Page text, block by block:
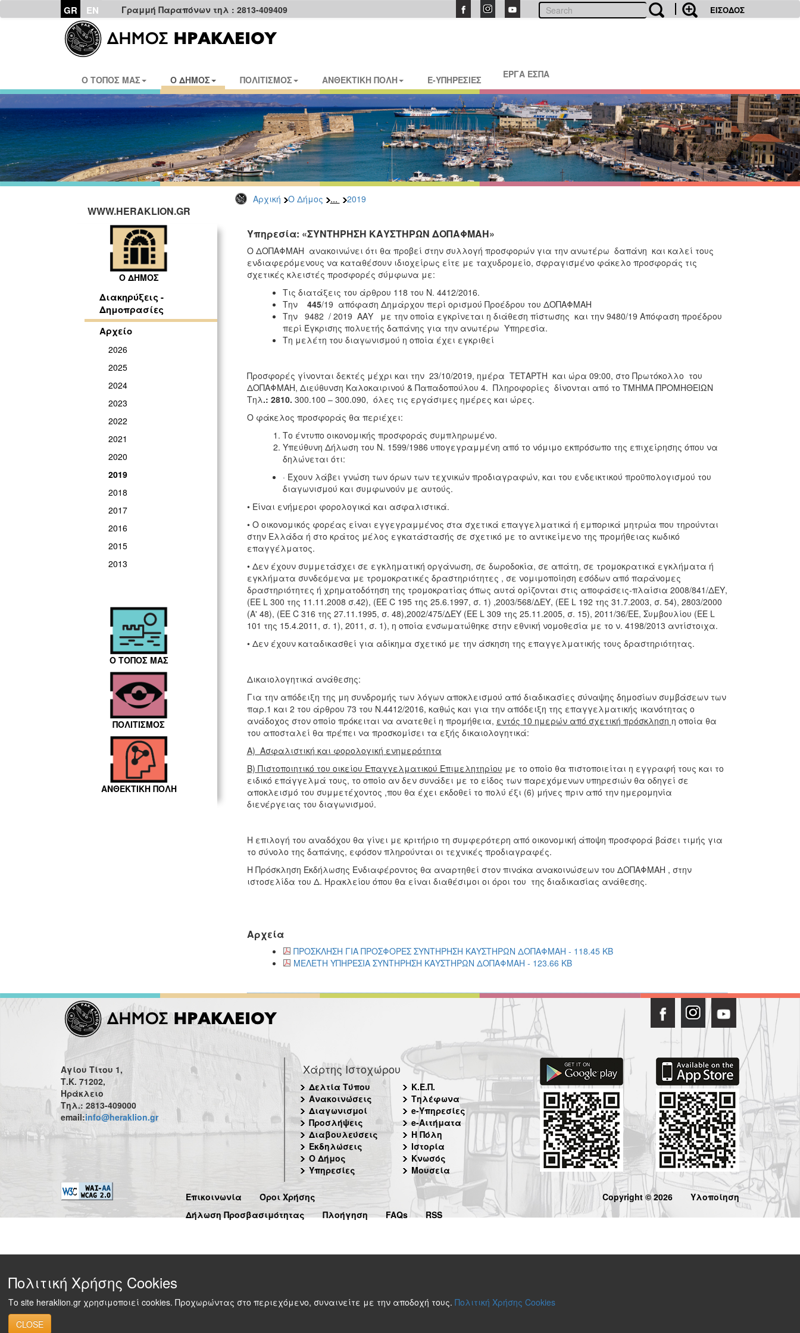
GR EN Γραμμή Παραπόνων τηλ : 2813-409409 ΕΙΣΟΔΟΣ
Ο ΤΟΠΟΣ ΜΑΣ Ο ΔΗΜΟΣ ΠΟΛΙΤΙΣΜΟΣ ΑΝΘΕΚΤΙΚΗ ΠΟΛΗ E-ΥΠΗΡΕΣΙΕΣ ΕΡΓΑ ΕΣΠΑ
Αρχική Ο Δήμος ... 2019
WWW.HERAKLION.GR
Ο ΔΗΜΟΣ
Διακηρύξεις -
Δημοπρασίες
Αρχείο
2026
2025
2024
2023
2022
2021
2020
2019
2018
2017
2016
2015
2013
Ο ΤΟΠΟΣ ΜΑΣ
ΠΟΛΙΤΙΣΜΟΣ
ΑΝΘΕΚΤΙΚΗ ΠΟΛΗ
Υπηρεσία: «ΣΥΝΤΗΡΗΣΗ ΚΑΥΣΤΗΡΩΝ ΔΟΠΑΦΜΑΗ»
Ο ΔΟΠΑΦΜΑΗ ανακοινώνει ότι θα προβεί στην συλλογή προσφορών για την ανωτέρω δαπάνη και καλεί τους
ενδιαφερόμενους να καταθέσουν ιδιοχείρως είτε με ταχυδρομείο, σφραγισμένο φάκελο προσφοράς τις
σχετικές κλειστές προσφορές σύμφωνα με:
Τις διατάξεις του άρθρου 118 του Ν. 4412/2016.
Την 445/19 απόφαση Δημάρχου περί ορισμού Προέδρου του ΔΟΠΑΦΜΑΗ
Την 9482 / 2019 ΑΑΥ με την οποία εγκρίνεται η διάθεση πίστωσης και την 9480/19 Απόφαση προέδρου
περί Έγκρισης πολυετής δαπάνης για την ανωτέρω Υπηρεσία.
Τη μελέτη του διαγωνισμού η οποία έχει εγκριθεί
Προσφορές γίνονται δεκτές μέχρι και την 23/10/2019, ημέρα ΤΕΤΑΡΤΗ και ώρα 09:00, στο Πρωτόκολλο του
ΔΟΠΑΦΜΑΗ, Διεύθυνση Καλοκαιρινού & Παπαδοπούλου 4. Πληροφορίες δίνονται από το ΤΜΗΜΑ ΠΡΟΜΗΘΕΙΩΝ
Τηλ.: 2810. 300.100 – 300.090, όλες τις εργάσιμες ημέρες και ώρες.
Ο φάκελος προσφοράς θα περιέχει:
Το έντυπο οικονομικής προσφοράς συμπληρωμένο.
Υπεύθυνη Δήλωση του Ν. 1599/1986 υπογεγραμμένη από το νόμιμο εκπρόσωπο της επιχείρησης όπου να
δηλώνεται ότι:
· Έχουν λάβει γνώση των όρων των τεχνικών προδιαγραφών, και του ενδεικτικού προϋπολογισμού του
διαγωνισμού και συμφωνούν με αυτούς.
• Είναι ενήμεροι φορολογικά και ασφαλιστικά.
• Ο οικονομικός φορέας είναι εγγεγραμμένος στα σχετικά επαγγελματικά ή εμπορικά μητρώα που τηρούνται
στην Ελλάδα ή στο κράτος μέλος εγκατάστασής σε σχετικό με το αντικείμενο της προμήθειας κωδικό
επαγγέλματος.
• Δεν έχουν συμμετάσχει σε εγκληματική οργάνωση, σε δωροδοκία, σε απάτη, σε τρομοκρατικά εγκλήματα ή
εγκλήματα συνδεόμενα με τρομοκρατικές δραστηριότητες , σε νομιμοποίηση εσόδων από παράνομες
δραστηριότητες ή χρηματοδότηση της τρομοκρατίας όπως αυτά ορίζονται στις αποφάσεις-πλαίσια 2008/841/ΔΕΥ,
(ΕΕ L 300 της 11.11.2008 σ.42), (ΕΕ C 195 της 25.6.1997, σ. 1) ,2003/568/ΔΕΥ, (ΕΕ L 192 της 31.7.2003, σ. 54), 2803/2000
(Α' 48), (ΕΕ C 316 της 27.11.1995, σ. 48),2002/475/ΔΕΥ (ΕΕ L 309 της 25.11.2005, σ. 15), 2011/36/ΕΕ, Συμβουλίου (ΕΕ L
101 της 15.4.2011, σ. 1), 2011, σ. 1), η οποία ενσωματώθηκε στην εθνική νομοθεσία με το ν. 4198/2013 αντίστοιχα.
• Δεν έχουν καταδικασθεί για αδίκημα σχετικό με την άσκηση της επαγγελματικής τους δραστηριότητας.
Δικαιολογητικά ανάθεσης:
Για την απόδειξη της μη συνδρομής των λόγων αποκλεισμού από διαδικασίες σύναψης δημοσίων συμβάσεων των
παρ.1 και 2 του άρθρου 73 του Ν.4412/2016, καθώς και για την απόδειξη της επαγγελματικής ικανότητας ο
ανάδοχος στον οποίο πρόκειται να ανατεθεί η προμήθεια, εντός 10 ημερών από σχετική πρόσκληση η οποία θα
του αποσταλεί θα πρέπει να προσκομίσει τα εξής δικαιολογητικά:
Α) Ασφαλιστική και φορολογική ενημερότητα
Β) Πιστοποιητικό του οικείου Επαγγελματικού Επιμελητηρίου με το οποίο θα πιστοποιείται η εγγραφή τους και το
ειδικό επάγγελμά τους, το οποίο αν δεν συνάδει με το είδος των παρεχόμενων υπηρεσιών θα οδηγεί σε
αποκλεισμό του συμμετέχοντος ,που θα έχει εκδοθεί το πολύ έξι (6) μήνες πριν από την ημερομηνία
διενέργειας του διαγωνισμού.
H επιλογή του αναδόχου θα γίνει με κριτήριο τη συμφερότερη από οικονομική άποψη προσφορά βάσει τιμής για
το σύνολο της δαπάνης, εφόσον πληρούνται οι τεχνικές προδιαγραφές.
Η Πρόσκληση Εκδήλωσης Ενδιαφέροντος θα αναρτηθεί στον πινάκα ανακοινώσεων του ΔΟΠΑΦΜΑΗ , στην
ιστοσελίδα του Δ. Ηρακλείου όπου θα είναι διαθέσιμοι οι όροι του της διαδικασίας ανάθεσης.
Αρχεία
ΠΡΟΣΚΛΗΣΗ ΓΙΑ ΠΡΟΣΦΟΡΕΣ ΣΥΝΤΗΡΗΣΗ ΚΑΥΣΤΗΡΩΝ ΔΟΠΑΦΜΑΗ - 118.45 KB
ΜΕΛΕΤΗ ΥΠΗΡΕΣΙΑ ΣΥΝΤΗΡΗΣΗ ΚΑΥΣΤΗΡΩΝ ΔΟΠΑΦΜΑΗ - 123.66 KB
Αγίου Τίτου 1,
Τ.Κ. 71202,
Ηράκλειο
Τηλ.: 2813-409000
email:info@heraklion.gr
Χάρτης Ιστοχώρου
Δελτία Τύπου
Ανακοινώσεις
Διαγωνισμοί
Προσλήψεις
Διαβουλεύσεις
Εκδηλώσεις
Ο Δήμος
Υπηρεσίες
Κ.Ε.Π.
Τηλέφωνα
e-Υπηρεσίες
e-Αιτήματα
Η Πόλη
Ιστορία
Κνωσός
Μουσεία
Επικοινωνία
Όροι Χρήσης
Δήλωση Προσβασιμότητας
Πλοήγηση FAQs RSS
Copyright © 2026 Υλοποίηση
Πολιτική Χρήσης Cookies
Το site heraklion.gr χρησιμοποιεί cookies. Προχωρώντας στο περιεχόμενο, συναινείτε με την αποδοχή τους. Πολιτική Χρήσης Cookies
CLOSE